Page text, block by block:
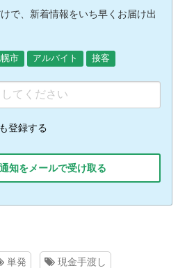
で、新着情報をいち早くお届け出
市 アルバイト 接客
登録する
知をメールで受け取る
単発 現金手渡し